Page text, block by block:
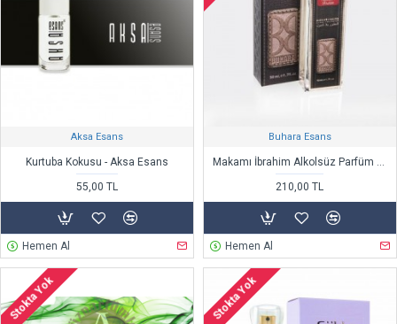
Aksa Esans
Kurtuba Kokusu - Aksa Esans
55,00 TL
Hemen Al
Buhara Esans
210,00 TL
Hemen Al
Stokta Yok Stokta Yok